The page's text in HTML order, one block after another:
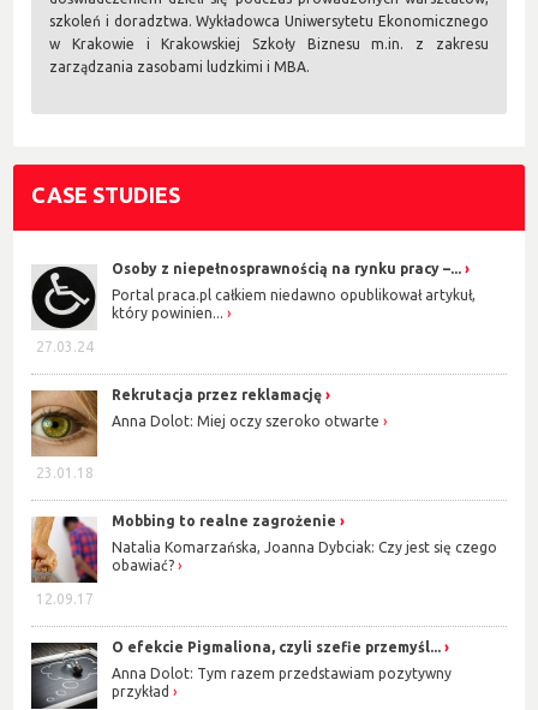
szkoleń i doradztwa. Wykładowca Uniwersytetu Ekonomicznego
w Krakowie i Krakowskiej Szkoły Biznesu m.in. z zakresu
zarządzania zasobami ludzkimi i MBA.
CASE STUDIES
27.03.24
Osoby z niepełnosprawnością na rynku pracy –...
Portal praca.pl całkiem niedawno opublikował artykuł,
który powinien...
23.01.18
Rekrutacja przez reklamację
Anna Dolot: Miej oczy szeroko otwarte
12.09.17
Mobbing to realne zagrożenie
Natalia Komarzańska, Joanna Dybciak: Czy jest się czego
obawiać?
O efekcie Pigmaliona, czyli szefie przemyśl...
Anna Dolot: Tym razem przedstawiam pozytywny
przykład